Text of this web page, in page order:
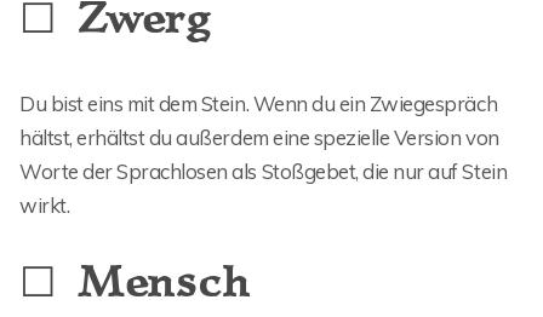
☐ Zwerg
Du bist eins mit dem Stein. Wenn du ein Zwiegespräch
hältst, erhältst du außerdem eine spezielle Version von
Worte der Sprachlosen als Stoßgebet, die nur auf Stein
wirkt.
☐ Mensch